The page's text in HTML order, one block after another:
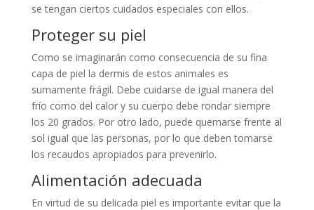
se tengan ciertos cuidados especiales con ellos.
Proteger su piel
Como se imaginarán como consecuencia de su fina
capa de piel la dermis de estos animales es
sumamente frágil. Debe cuidarse de igual manera del
frío como del calor y su cuerpo debe rondar siempre
los 20 grados. Por otro lado, puede quemarse frente al
sol igual que las personas, por lo que deben tomarse
los recaudos apropiados para prevenirlo.
Alimentación adecuada
En virtud de su delicada piel es importante evitar que la